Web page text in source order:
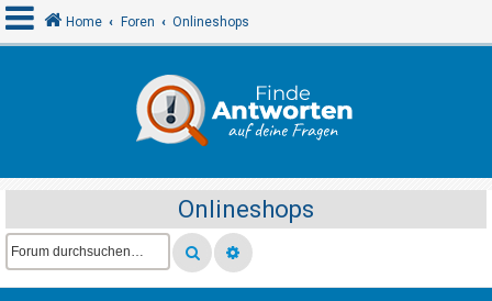
e
l
d
e
Home Foren Onlineshops
Onlineshops